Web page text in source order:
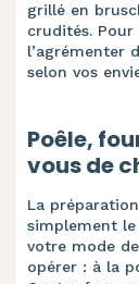
grillé en
crudités.
l’agrémenter
selon vos
Poêle,
vous de
La
simplement le
votre mode
opérer : à la